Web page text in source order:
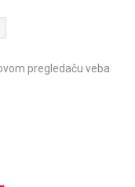
pregledaču veba